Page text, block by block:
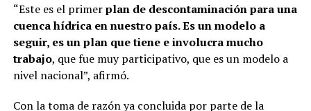
“Este es el primerplan de descontaminación para una
cuenca hídrica en nuestro país. Es un modelo a
seguir, es un plan que tiene e involucra mucho
trabajo, que fue muy participativo, que es un modelo a
nivel nacional”, afirmó.
Con la toma de razón ya concluida por parte de la